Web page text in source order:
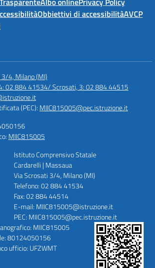
Obbiettivi di accessibilitàAVCP
4, Milano (MI)
02 884 41534/ Scrosati, 3: 02 884 44515
(PEC): MIIC815005@pec.istruzione.it
MIIC815005
Istituto Comprensivo Statale
Cardarelli | Massaua
Via Scrosati 3/4, Milano (MI)
Telefono: 02 884 41534
Fax: 02 884 44514
E-mail: MIIC815005@istruzione.it
PEC: MIIC815005@pec.istruzione.it
MIIC815005
80124050156
ufficio: UFZWMT